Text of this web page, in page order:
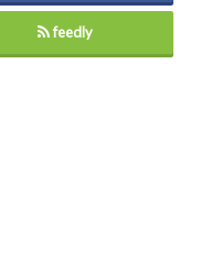
feedly